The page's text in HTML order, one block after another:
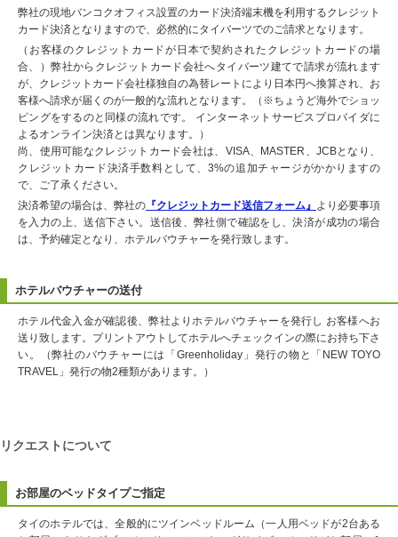
弊社の現地バンコクオフィス設置のカード決済端末機を利用するクレジット
カード決済となりますので、必然的にタイバーツでのご請求となります。
（お客様のクレジットカードが日本で契約されたクレジットカードの場
合、）弊社からクレジットカード会社へタイバーツ建てで請求が流れます
が、クレジットカード会社様独自の為替レートにより日本円へ換算され、お
客様へ請求が届くのが一般的な流れとなります。（※ちょうど海外でショッ
ピングをするのと同様の流れです。 インターネットサービスプロバイダに
よるオンライン決済とは異なります。）
尚、使用可能なクレジットカード会社は、VISA、MASTER、JCBとなり、
クレジットカード決済手数料として、3%の追加チャージがかかりますの
で、ご了承ください。
決済希望の場合は、弊社の 『クレジットカード送信フォーム』 より必要事項
を入力の上、送信下さい。送信後、弊社側で確認をし、決済が成功の場合
は、予約確定となり、ホテルバウチャーを発行致します。
ホテルバウチャーの送付
ホテル代金入金が確認後、弊社よりホテルバウチャーを発行し お客様へお
送り致します。プリントアウトしてホテルへチェックインの際にお持ち下さ
い。（弊社のバウチャーには「Greenholiday」発行の物と「NEW TOYO
TRAVEL」発行の物2種類があります。）
リクエストについて
お部屋のベッドタイプご指定
タイのホテルでは、全般的にツインベッドルーム（一人用ベッドが2台ある